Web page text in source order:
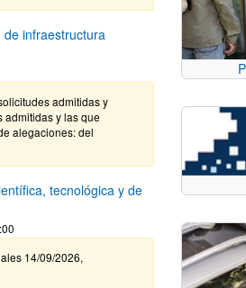
infraestructura
admitidas y
y las que
alegaciones: del
tecnológica y de
14/09/2026,